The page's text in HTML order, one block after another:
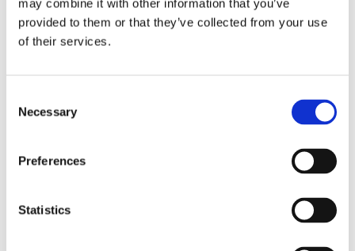
may combine it with other information that you’ve
provided to them or that they’ve collected from your use
of their services.
Selection
Necessary
Preferences
Statistics
Musk, Heliotrop - 90-95% naturliga ingredienser
- Biologiskt nedbrytbara.
(Ljuvligt att sova i nytvättade lakan)